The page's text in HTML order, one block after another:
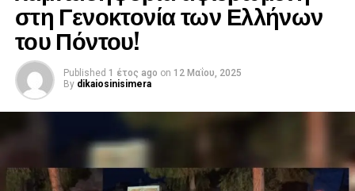
στη Γενοκτονία των Ελλήνων
του Πόντου!
Published 1 έτος ago on 12 Μαΐου, 2025
By dikaiosinisimera